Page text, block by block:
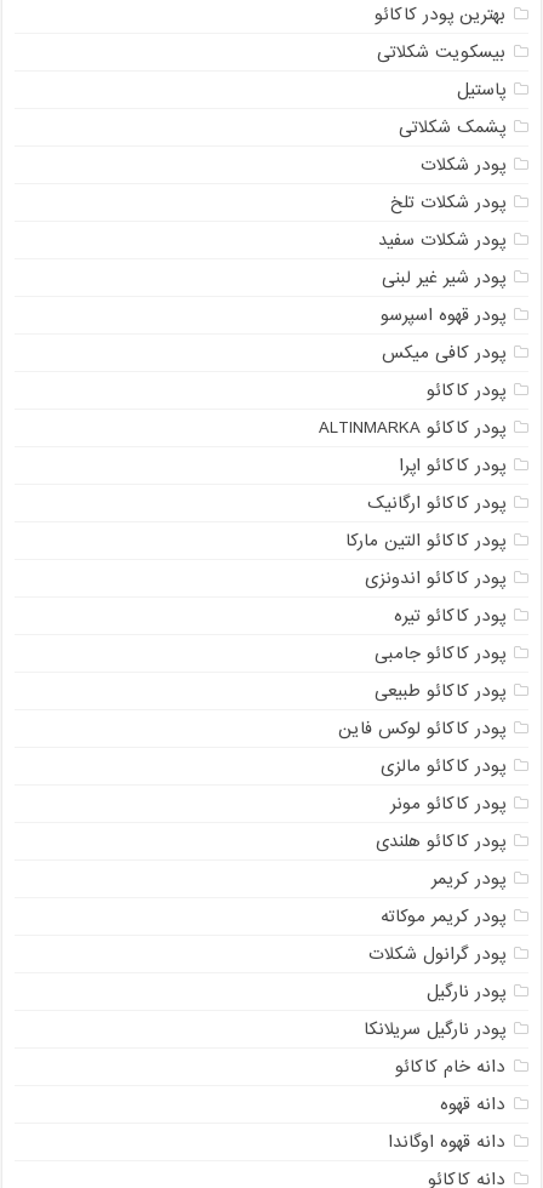
بهترین پودر کاکائو
بیسکویت شکلاتی
پاستیل
پشمک شکلاتی
پودر شکلات
پودر شکلات تلخ
پودر شکلات سفید
پودر شیر غیر لبنی
پودر قهوه اسپرسو
پودر کافی میکس
پودر کاکائو
پودر کاکائو ALTINMARKA
پودر کاکائو اپرا
پودر کاکائو ارگانیک
پودر کاکائو التین مارکا
پودر کاکائو اندونزی
پودر کاکائو تیره
پودر کاکائو جامبی
پودر کاکائو طبیعی
پودر کاکائو لوکس فاین
پودر کاکائو مالزی
پودر کاکائو مونر
پودر کاکائو هلندی
پودر کریمر
پودر کریمر موکاته
پودر گرانول شکلات
پودر نارگیل
پودر نارگیل سریلانکا
دانه خام کاکائو
دانه قهوه
دانه قهوه اوگاندا
دانه کاکائو